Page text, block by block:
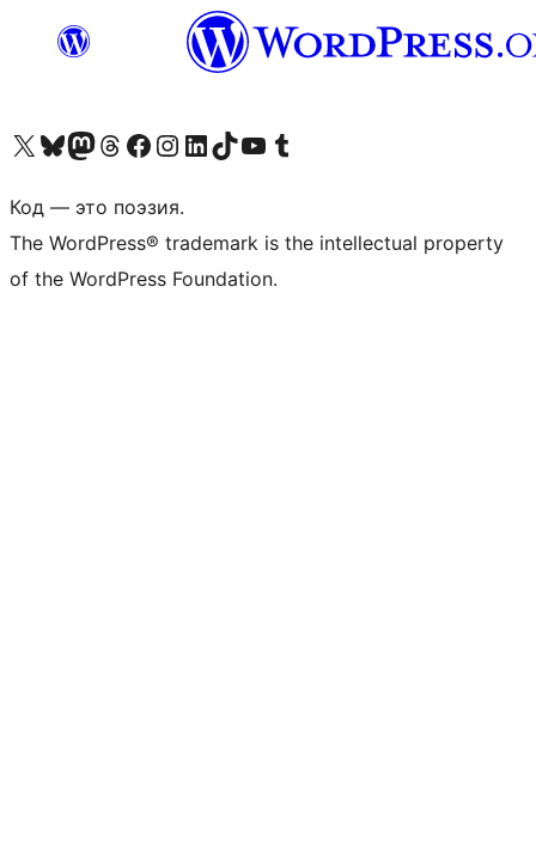
Посетите нас в X (ранее Twitter)
Посетите нашу учётную запись в Bluesky
Посетите нашу ленту в Mastodon
Посетите нашу учётную запись в Threads
Посетите нашу страницу на Facebook
Посетите наш Instagram
Посетите нашу страницу в LinkedIn
Посетите нашу учётную запись в TikTok
Посетите наш канал YouTube
Посетите нашу учётную запись в Tumblr
Код — это поэзия.
The WordPress® trademark is the intellectual property
of the WordPress Foundation.